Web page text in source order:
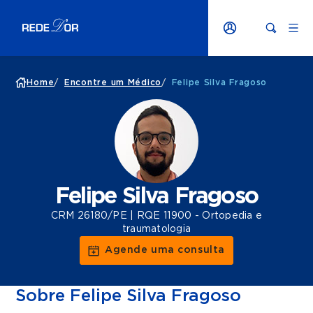
Home/ Encontre um Médico / Felipe Silva Fragoso
Felipe Silva Fragoso
CRM 26180/PE | RQE 11900 - Ortopedia e
traumatologia
Agende uma consulta
Sobre Felipe Silva Fragoso